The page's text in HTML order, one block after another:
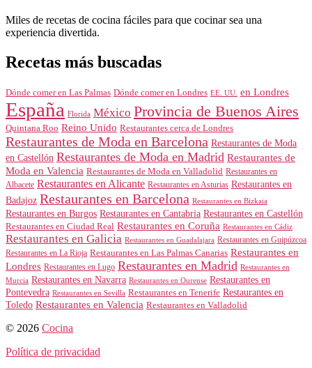
Miles de recetas de cocina fáciles para que cocinar sea una
experiencia divertida.
Recetas más buscadas
Dónde comer en Las Palmas Dónde comer en Londres EE. UU. en Londres
España Florida México Provincia de Buenos Aires
Quintana Roo Reino Unido Restaurantes cerca de Londres
Restaurantes de Moda en Barcelona Restaurantes de Moda
en Castellón Restaurantes de Moda en Madrid Restaurantes de
Moda en Valencia Restaurantes de Moda en Valladolid Restaurantes en
Albacete Restaurantes en Alicante Restaurantes en Asturias Restaurantes en
Badajoz Restaurantes en Barcelona Restaurantes en Bizkaia
Restaurantes en Burgos Restaurantes en Cantabria Restaurantes en Castellón
Restaurantes en Ciudad Real Restaurantes en Coruña Restaurantes en Cádiz
Restaurantes en Galicia Restaurantes en Guadalajara Restaurantes en Guipúzcoa
Restaurantes en La Rioja Restaurantes en Las Palmas Canarias Restaurantes en
Londres Restaurantes en Lugo Restaurantes en Madrid Restaurantes en
Murcia Restaurantes en Navarra Restaurantes en Ourense Restaurantes en
Pontevedra Restaurantes en Sevilla Restaurantes en Tenerife Restaurantes en
Toledo Restaurantes en Valencia Restaurantes en Valladolid
© 2026 Cocina
Política de privacidad